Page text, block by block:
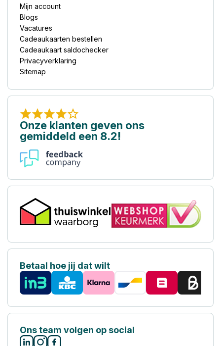
Mijn account
Blogs
Vacatures
Cadeaukaarten bestellen
Cadeaukaart saldochecker
Privacyverklaring
Sitemap
Onze klanten geven ons
gemiddeld een 8.2!
Betaal hoe jij dat wilt
Ons team volgen op social